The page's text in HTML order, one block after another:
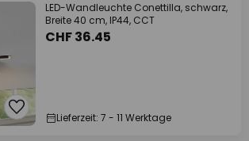
LED-Wandleuchte Conettilla, schwarz,
Breite 40 cm, IP44, CCT
CHF 36.45
Lieferzeit: 7 - 11 Werktage